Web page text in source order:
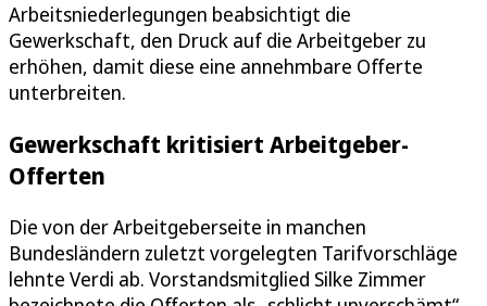
Arbeitsniederlegungen beabsichtigt die
Gewerkschaft, den Druck auf die Arbeitgeber zu
erhöhen, damit diese eine annehmbare Offerte
unterbreiten.
Gewerkschaft kritisiert Arbeitgeber-
Offerten
Die von der Arbeitgeberseite in manchen
Bundesländern zuletzt vorgelegten Tarifvorschläge
lehnte Verdi ab. Vorstandsmitglied Silke Zimmer